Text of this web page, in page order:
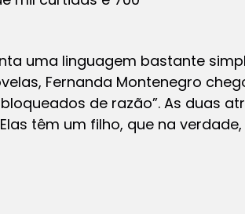
uma linguagem bastante
Fernanda Montenegro
de razão”. As duas
têm um filho, que na verdade,